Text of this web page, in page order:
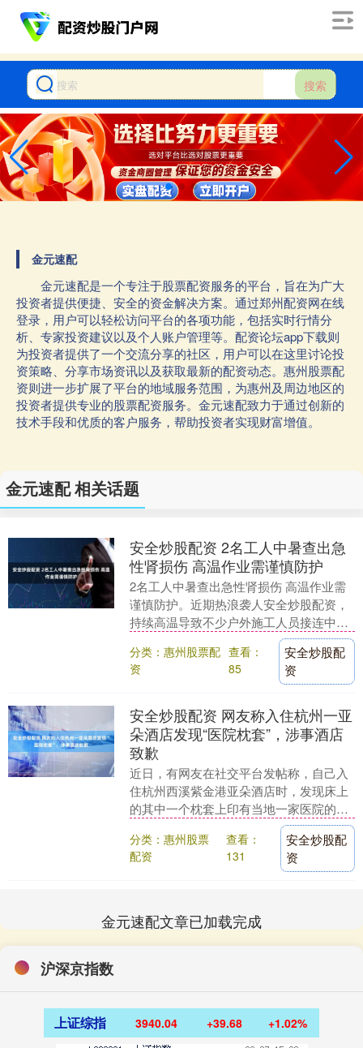
搜索
金元速配
金元速配是一个专注于股票配资服务的平台，旨在为广大
投资者提供便捷、安全的资金解决方案。通过郑州配资网在线
登录，用户可以轻松访问平台的各项功能，包括实时行情分
析、专家投资建议以及个人账户管理等。配资论坛app下载则
为投资者提供了一个交流分享的社区，用户可以在这里讨论投
资策略、分享市场资讯以及获取最新的配资动态。惠州股票配
资则进一步扩展了平台的地域服务范围，为惠州及周边地区的
投资者提供专业的股票配资服务。金元速配致力于通过创新的
技术手段和优质的客户服务，帮助投资者实现财富增值。
金元速配 相关话题
安全炒股配资 2名工人中暑查出急
性肾损伤 高温作业需谨慎防护
2名工人中暑查出急性肾损伤 高温作业需
谨慎防护。近期热浪袭人安全炒股配资，
持续高温导致不少户外施工人员接连中
暑。长沙市中心医院急诊医学科连续收治
多例中暑患者，其....
分类：惠州股票配
资
查看：
85
安全炒股配
资
安全炒股配资 网友称入住杭州一亚
朵酒店发现“医院枕套”，涉事酒店
致歉
近日，有网友在社交平台发帖称，自己入
住杭州西溪紫金港亚朵酒店时，发现床上
的其中一个枕套上印有当地一家医院的
Logo标识。对此，6月3日晚间，涉事酒店
发文致歉：对....
分类：惠州股票
配资
查看：
131
安全炒股配
资
金元速配文章已加载完成
沪深京指数
上证综指 3940.04 +39.68 +1.02%